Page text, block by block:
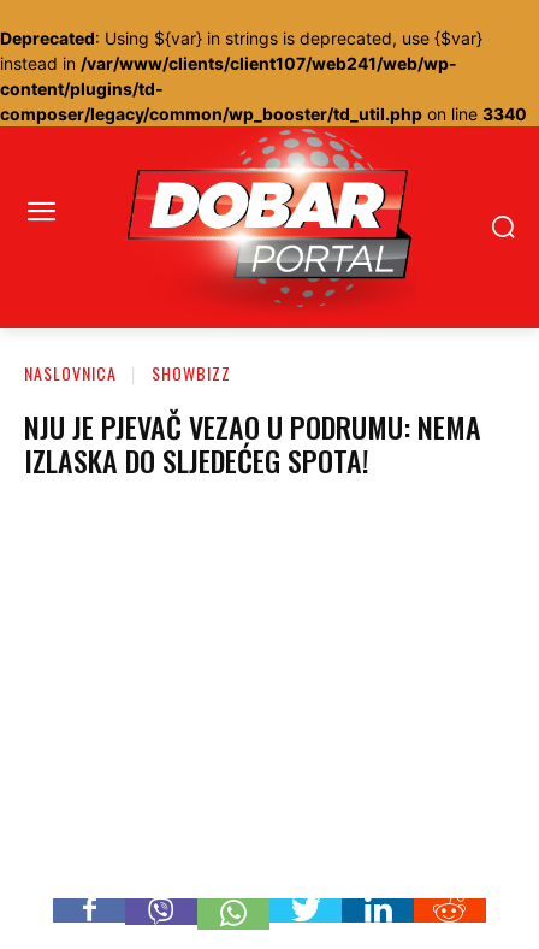
Deprecated: Using ${var} in strings is deprecated, use {$var}
instead in /var/www/clients/client107/web241/web/wp-
content/plugins/td-
composer/legacy/common/wp_booster/td_util.php on line 3340
NASLOVNICA SHOWBIZZ
NJU JE PJEVAČ VEZAO U PODRUMU: NEMA
IZLASKA DO SLJEDEĆEG SPOTA!